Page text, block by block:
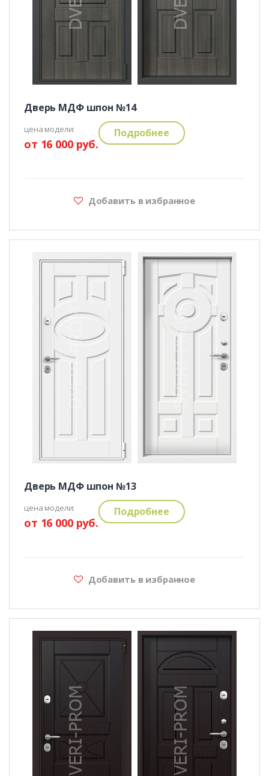
Дверь МДФ шпон №14
цена модели:
от 16 000 руб.
Подробнее
Добавить в избранное
Дверь МДФ шпон №13
цена модели:
от 16 000 руб.
Подробнее
Добавить в избранное